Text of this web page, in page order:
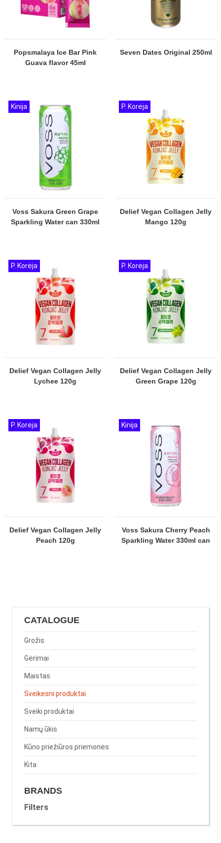
CATALOGUE
Grožis
Gėrimai
Maistas
Sveikesni produktai
Sveiki produktai
Namų ūkis
Kūno priežiūros priemonės
Kita
BRANDS
Filters
Popsmalaya Ice Bar Pink
Guava flavor 45ml
Seven Dates Original 250ml
Voss Sakura Green Grape
Sparkling Water can 330ml
Kinija
Delief Vegan Collagen Jelly
Mango 120g
P. Korėja
Delief Vegan Collagen Jelly
Lychee 120g
P. Korėja
Delief Vegan Collagen Jelly
Green Grape 120g
P. Korėja
Delief Vegan Collagen Jelly
Peach 120g
P. Korėja
Voss Sakura Cherry Peach
Sparkling Water 330ml can
Kinija